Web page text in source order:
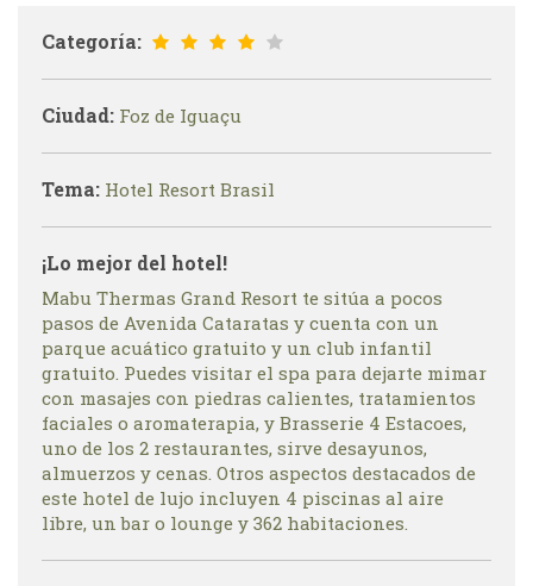
Categoría:
Ciudad: Foz de Iguaçu
Tema: Hotel Resort Brasil
¡Lo mejor del hotel!
Mabu Thermas Grand Resort te sitúa a pocos
pasos de Avenida Cataratas y cuenta con un
parque acuático gratuito y un club infantil
gratuito. Puedes visitar el spa para dejarte mimar
con masajes con piedras calientes, tratamientos
faciales o aromaterapia, y Brasserie 4 Estacoes,
uno de los 2 restaurantes, sirve desayunos,
almuerzos y cenas. Otros aspectos destacados de
este hotel de lujo incluyen 4 piscinas al aire
libre, un bar o lounge y 362 habitaciones.